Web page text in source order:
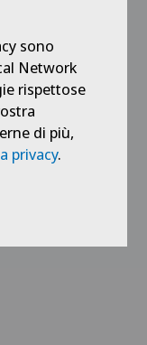
sono
Network
rispettose
di più,
privacy.